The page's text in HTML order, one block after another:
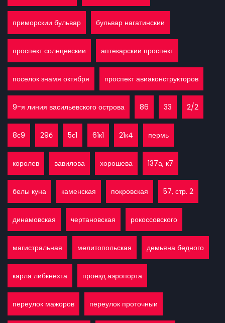
приморскии бульвар бульвар нагатинскии
проспект солнцевскии аптекарскии проспект
поселок знамя октября проспект авиаконструкторов
9-я линия васильевского острова 86 33 2/2
8с9 29б 5с1 61к1 21к4 пермь
королев вавилова хорошева 137а, к7
белы куна каменская покровская 57, стр. 2
динамовская чертановская рокоссовского
магистральная мелитопольская демьяна бедного
карла либкнехта проезд аэропорта
переулок мажоров переулок проточныи